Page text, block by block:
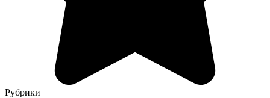
Рубрики